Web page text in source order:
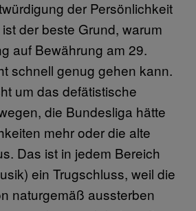
der Persönlichkeit
der beste Grund, warum
auf Bewährung am 29.
schnell genug gehen kann.
um das defätistische
die Bundesliga hätte
mehr oder die alte
Das ist in jedem Bereich
ein Trugschluss, weil die
naturgemäß aussterben